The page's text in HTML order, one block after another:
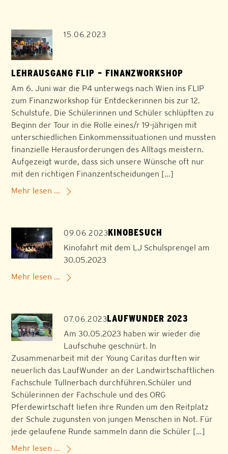
15.06.2023
LEHRAUSGANG FLIP – FINANZWORKSHOP
Am 6. Juni war die P4 unterwegs nach Wien ins FLIP
zum Finanzworkshop für Entdeckerinnen bis zur 12.
Schulstufe. Die Schülerinnen und Schüler schlüpften zu
Beginn der Tour in die Rolle eines/r 19-jährigen mit
unterschiedlichen Einkommenssituationen und mussten
finanzielle Herausforderungen des Alltags meistern.
Aufgezeigt wurde, dass sich unsere Wünsche oft nur
mit den richtigen Finanzentscheidungen […]
Mehr lesen ...
09.06.2023KINOBESUCH
Kinofahrt mit dem LJ Schulsprengel am
30.05.2023
Mehr lesen ...
07.06.2023LAUFWUNDER 2023
Am 30.05.2023 haben wir wieder die
Laufschuhe geschnürt. In
Zusammenarbeit mit der Young Caritas durften wir
neuerlich das LaufWunder an der Landwirtschaftlichen
Fachschule Tullnerbach durchführen.Schüler und
Schülerinnen der Fachschule und des ORG
Pferdewirtschaft liefen ihre Runden um den Reitplatz
der Schule zugunsten von jungen Menschen in Not. Für
jede gelaufene Runde sammeln dann die Schüler […]
Mehr lesen ...